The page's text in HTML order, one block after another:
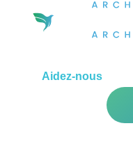
Aidez-nous